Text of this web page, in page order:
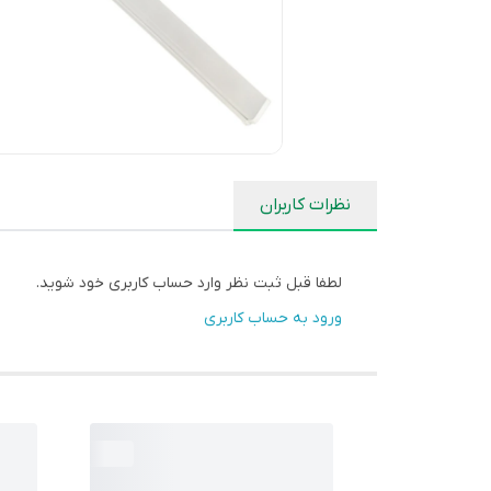
نظرات کاربران
لطفا قبل ثبت نظر وارد حساب کاربری خود شوید.
ورود به حساب کاربری